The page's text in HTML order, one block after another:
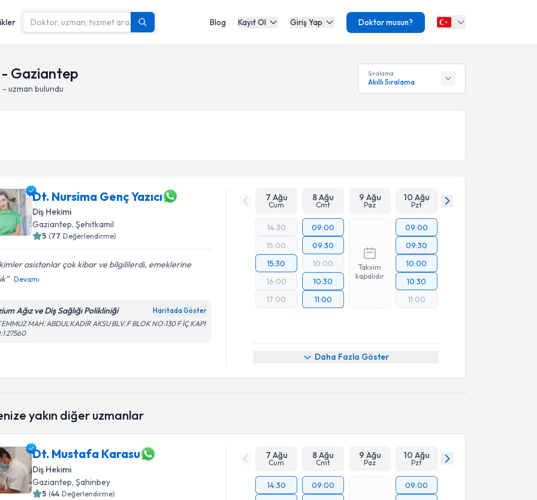
Blog Kayıt Ol Giriş Yap Doktor musun?
- Gaziantep
uzman bulundu
Sıralama
Akıllı Sıralama
Dt. Nursima Genç Yazıcı
Diş Hekimi
Gaziantep, Şehitkamil
5 (77 Değerlendirme)
asistanlar çok kibar ve bilgililerdi, emeklerine
Devamı
Ağız ve Diş Sağlığı Polikliniği Haritada Göster
MAH. ABDULKADİR AKSU BLV. F BLOK NO:130 F İÇ KAPI
27560
7 Ağu
Cum
8 Ağu
Cmt
9 Ağu
Paz
10 Ağu
Pzt
14:30
15:00
15:30
16:00
17:00
09:00
09:30
10:00
10:30
11:00
Takvim
kapalıdır
09:00
09:30
10:00
10:30
11:00
Daha Fazla Göster
yakın diğer uzmanlar
Dt. Mustafa Karasu
Diş Hekimi
Gaziantep , Şahinbey
5 (44 Değerlendirme)
7 Ağu
Cum
8 Ağu
Cmt
9 Ağu
Paz
10 Ağu
Pzt
14:30
09:00
09:00